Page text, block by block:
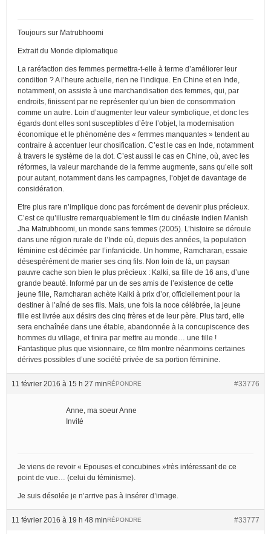
Toujours sur Matrubhoomi
Extrait du Monde diplomatique
La raréfaction des femmes permettra-t-elle à terme d’améliorer leur
condition ? A l’heure actuelle, rien ne l’indique. En Chine et en Inde,
notamment, on assiste à une marchandisation des femmes, qui, par
endroits, finissent par ne représenter qu’un bien de consommation
comme un autre. Loin d’augmenter leur valeur symbolique, et donc les
égards dont elles sont susceptibles d’être l’objet, la modernisation
économique et le phénomène des « femmes manquantes » tendent au
contraire à accentuer leur chosification. C’est le cas en Inde, notamment
à travers le système de la dot. C’est aussi le cas en Chine, où, avec les
réformes, la valeur marchande de la femme augmente, sans qu’elle soit
pour autant, notamment dans les campagnes, l’objet de davantage de
considération.
Etre plus rare n’implique donc pas forcément de devenir plus précieux.
C’est ce qu’illustre remarquablement le film du cinéaste indien Manish
Jha Matrubhoomi, un monde sans femmes (2005). L’histoire se déroule
dans une région rurale de l’Inde où, depuis des années, la population
féminine est décimée par l’infanticide. Un homme, Ramcharan, essaie
désespérément de marier ses cinq fils. Non loin de là, un paysan
pauvre cache son bien le plus précieux : Kalki, sa fille de 16 ans, d’une
grande beauté. Informé par un de ses amis de l’existence de cette
jeune fille, Ramcharan achète Kalki à prix d’or, officiellement pour la
destiner à l’aîné de ses fils. Mais, une fois la noce célébrée, la jeune
fille est livrée aux désirs des cinq frères et de leur père. Plus tard, elle
sera enchaînée dans une étable, abandonnée à la concupiscence des
hommes du village, et finira par mettre au monde… une fille !
Fantastique plus que visionnaire, ce film montre néanmoins certaines
dérives possibles d’une société privée de sa portion féminine.
11 février 2016 à 15 h 27 min #33776
RÉPONDRE
Anne, ma soeur Anne
Invité
Je viens de revoir « Epouses et concubines »très intéressant de ce
point de vue… (celui du féminisme).
Je suis désolée je n’arrive pas à insérer d’image.
11 février 2016 à 19 h 48 min #33777
RÉPONDRE